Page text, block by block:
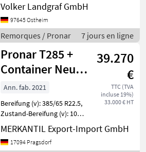
Starre Deichsel mit Zugöse
Ø40 Hydr. Stützfuß mit
Kugelventil (H
Volker Landgraf GmbH
97645 Ostheim
Remorques / Pronar 7 jours en ligne
Pronar T285 +
Container Neuer
Preis!
39.270
€
TTC (TVA
incluse 19%)
33.000 € HT
Ann. fab. 2021
Bereifung (v): 385/65 R22.5,
Zustand-Bereifung (v): 100
%, Bereifung (h): 385/65
R22.5, Zustand-Bereifung
(h): 100 %, Geschwindigkeit:
MERKANTIL Export-Import GmbH
17094 Pragsdorf